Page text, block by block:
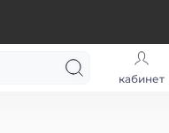
кабинет